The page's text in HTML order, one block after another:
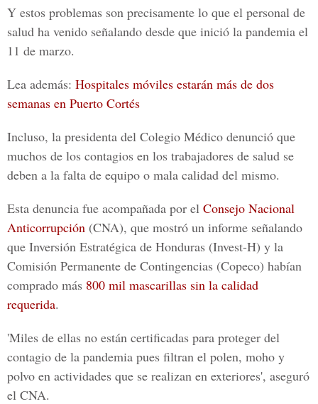
Y estos problemas son precisamente lo que el personal de
salud ha venido señalando desde que inició la pandemia el
11 de marzo.
Lea además: Hospitales móviles estarán más de dos
semanas en Puerto Cortés
Incluso, la presidenta del Colegio Médico denunció que
muchos de los contagios en los trabajadores de salud se
deben a la falta de equipo o mala calidad del mismo.
Esta denuncia fue acompañada por el Consejo Nacional
Anticorrupción (CNA), que mostró un informe señalando
que Inversión Estratégica de Honduras (Invest-H) y la
Comisión Permanente de Contingencias (Copeco) habían
comprado más 800 mil mascarillas sin la calidad
requerida.
'Miles de ellas no están certificadas para proteger del
contagio de la pandemia pues filtran el polen, moho y
polvo en actividades que se realizan en exteriores', aseguró
el CNA.